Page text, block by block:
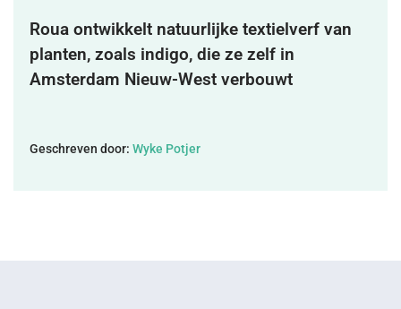
MIJN ACCOUNT
Roua ontwikkelt natuurlijke textielverf van
planten, zoals indigo, die ze zelf in
Amsterdam Nieuw-West verbouwt
Geschreven door: Wyke Potjer